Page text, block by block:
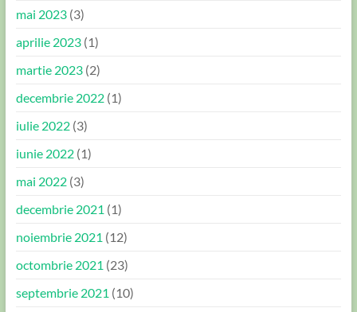
mai 2023(3)
aprilie 2023(1)
martie 2023(2)
decembrie 2022(1)
iulie 2022(3)
iunie 2022(1)
mai 2022(3)
decembrie 2021 (1)
noiembrie 2021 (12)
octombrie 2021 (23)
septembrie 2021 (10)